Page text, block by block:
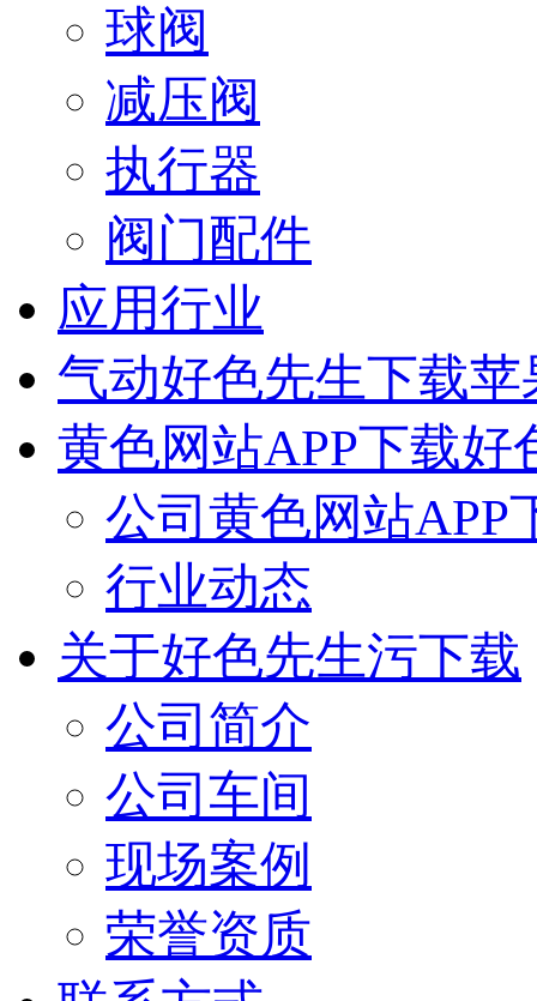
球阀
减压阀
执行器
阀门配件
应用行业
气动好色先生下载
黄色网站APP下载好
公司黄色网站APP
行业动态
关于好色先生污下载
公司简介
公司车间
现场案例
荣誉资质